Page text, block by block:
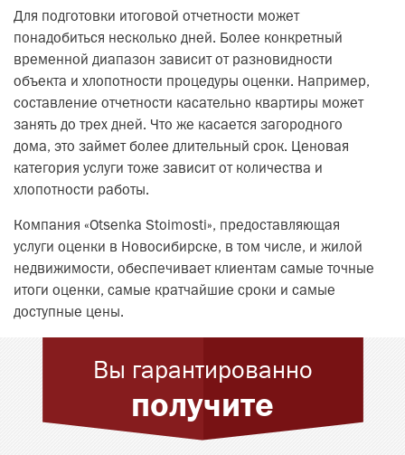
Для подготовки итоговой отчетности может
понадобиться несколько дней. Более конкретный
временной диапазон зависит от разновидности
объекта и хлопотности процедуры оценки. Например,
составление отчетности касательно квартиры может
занять до трех дней. Что же касается загородного
дома, это займет более длительный срок. Ценовая
категория услуги тоже зависит от количества и
хлопотности работы.
Компания «Otsenka Stoimosti», предоставляющая
услуги оценки в Новосибирске, в том числе, и жилой
недвижимости, обеспечивает клиентам самые точные
итоги оценки, самые кратчайшие сроки и самые
доступные цены.
Вы гарантированно
получите